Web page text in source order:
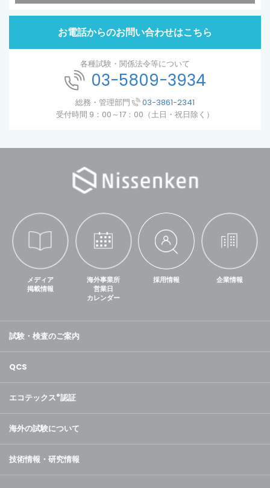
お電話からのお問い合わせはこちら
各種試験・関係法令等について
03-5809-3934
総務・管理部門
03-3861-2341
受付時間 9：00～17：00（土日・祝日除く）
メディア
掲載情報
海外事業所
営業日
カレンダー
採用情報 企業情報
試験・検査のご案内
QCS
エコテックス®認証
海外の試験について
技術情報・研究情報